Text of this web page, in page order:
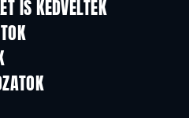
IS KEDVELTÉK